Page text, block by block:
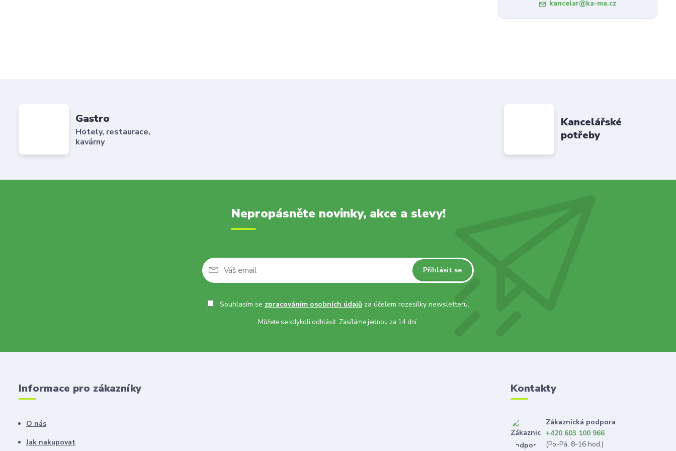
kancelar@ka-ma.cz
Gastro
Hotely, restaurace,
kavárny
Kancelářské
potřeby
Nepropásněte novinky, akce a slevy!
Přihlásit se
Souhlasím se zpracováním osobních údajůza účelem rozesílky newsletteru.
Můžete se kdykoli odhlásit. Zasíláme jednou za 14 dní.
Informace pro zákazníky
O nás
Jak nakupovat
Kontakty
Zákaznická podpora
+420 603 100 966
(Po-Pá, 8-16 hod.)